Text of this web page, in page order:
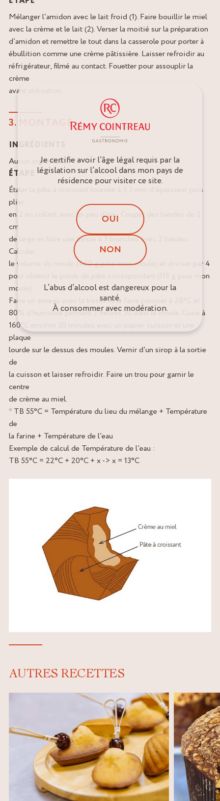
Mélanger l’amidon avec le lait froid (1). Faire bouillir le miel
avec la crème et le lait (2). Verser la moitié sur la préparation
d’amidon et remettre le tout dans la casserole pour porter à
ébullition comme une crème pâtissière. Laisser refroidir au
réfrigérateur, filmé au contact. Fouetter pour assouplir la
crème
avant utilisation.
3. MONTAGE
INGRÉDIENTS
Aucun ingrédient.
ÉTAPE
Étaler la pâte à croissant tournée à 3,3 mm d’épaisseur puis
plier
en 2 en collant avec un peu d’eau. Couper des bandes de 2
cm
de large et faire une tresse à 3 branches avec 3 bandes.
Calculer
le volume du moule (460 g pour mon moule) et diviser par 4
pour obtenir le poids de pâte correspondant (115 g pour mon
moule).
Faire un anneau avec la tresse et la faire pousser à 28°C et
80% d’humidité pendant 2 heures 30 dans le moule. Cuire à
160°C environ 30 minutes avec un papier cuisson et une
plaque
lourde sur le dessus des moules. Vernir d’un sirop à la sortie
de
la cuisson et laisser refroidir. Faire un trou pour garnir le
centre
de crème au miel.
* TB 55°C = Température du lieu du mélange + Température
de
la farine + Température de l’eau
Exemple de calcul de Température de l’eau :
TB 55°C = 22°C + 20°C + x -> x = 13°C
AUTRES RECETTES
Je certifie avoir l’âge légal requis par la
législation sur l’alcool dans mon pays de
résidence pour visiter ce site.
OUI
NON
L’abus d’alcool est dangereux pour la
santé.
À consommer avec modération.